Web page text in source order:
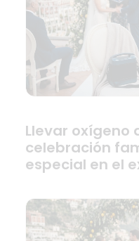
Llevar oxígeno
celebración
especial en el